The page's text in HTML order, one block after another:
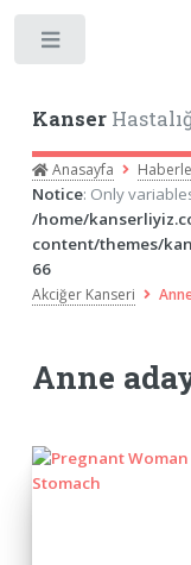
Kanser
Anasayfa
Notice: Only
/home/
content/themes/
66
Akciğer Kanseri
Anne